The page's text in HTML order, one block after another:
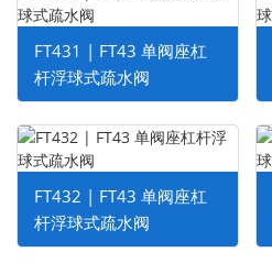
FT431 | FT43 单阀座杠
杆浮球式疏水阀
FT432 | FT43 单阀座杠
杆浮球式疏水阀